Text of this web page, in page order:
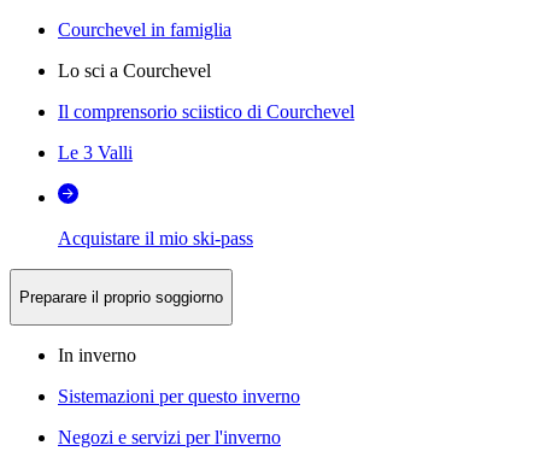
Courchevel in famiglia
Lo sci a Courchevel
Il comprensorio sciistico di Courchevel
Le 3 Valli
Acquistare il mio ski-pass
Preparare il proprio soggiorno
In inverno
Sistemazioni per questo inverno
Negozi e servizi per l'inverno